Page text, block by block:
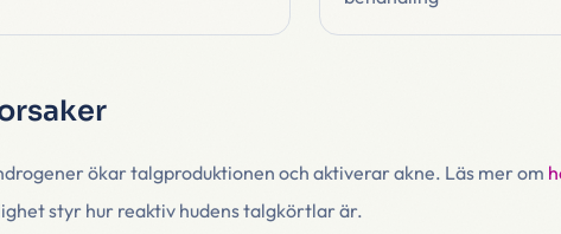
ökar talgproduktionen och aktiverar akne. Läs mer om
styr hur reaktiv hudens talgkörtlar är.